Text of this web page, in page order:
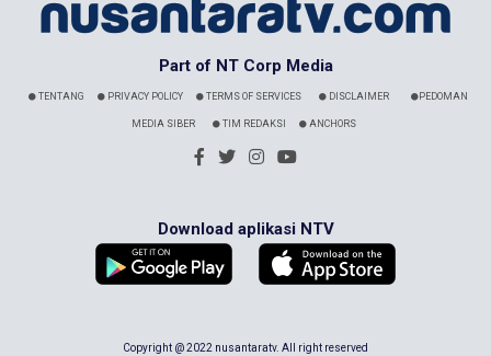
Part of NT Corp Media
TENTANG PRIVACY POLICY TERMS OF SERVICES DISCLAIMER PEDOMAN
MEDIA SIBER TIM REDAKSI ANCHORS
Download aplikasi NTV
Copyright @ 2022 nusantaratv. All right reserved